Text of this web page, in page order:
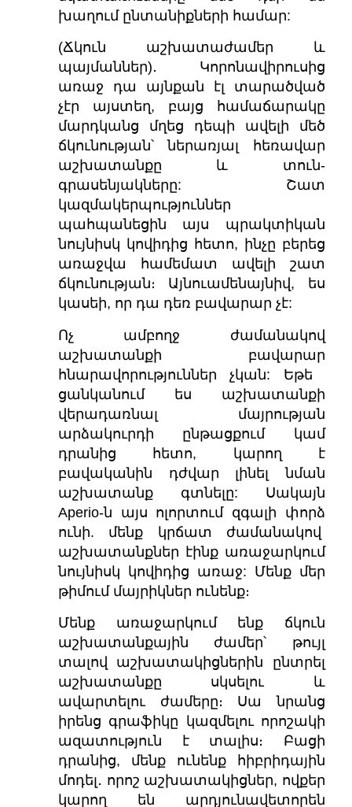
խաղում ընտանիքների համար:
(Ճկուն աշխատաժամեր և
պայմաններ)․
Կորոնավիրուսից
առաջ դա այնքան էլ տարածված
չէր այստեղ, բայց համաճարակը
մարդկանց մղեց դեպի ավելի մեծ
ճկունության՝ ներառյալ հեռավար
աշխատանքը և տուն-
գրասենյակները: Շատ
կազմակերպություններ
պահպանեցին այս պրակտիկան
նույնիսկ կովիդից հետո, ինչը բերեց
առաջվա համեմատ ավելի շատ
ճկունության։ Այնուամենայնիվ, ես
կասեի, որ դա դեռ բավարար չէ:
Ոչ ամբողջ ժամանակով
աշխատանքի բավարար
հնարավորություններ չկան: Եթե ​​
ցանկանում ես աշխատանքի
վերադառնալ մայրության
արձակուրդի ընթացքում կամ
դրանից հետո, կարող է
բավականին դժվար լինել նման
աշխատանք գտնելը: Սակայն
Aperio-ն այս ոլորտում զգալի փորձ
ունի. մենք կրճատ ժամանակով
աշխատանքներ էինք առաջարկում
նույնիսկ կովիդից առաջ: Մենք մեր
թիմում մայրիկներ ունենք։
Մենք առաջարկում ենք ճկուն
աշխատանքային ժամեր՝ թույլ
տալով աշխատակիցներին ընտրել
աշխատանքը սկսելու և
ավարտելու ժամերը։ Սա նրանց
իրենց գրաֆիկը կազմելու որոշակի
ազատություն է տալիս։ Բացի
դրանից, մենք ունենք հիբրիդային
մոդել․ որոշ աշխատակիցներ, ովքեր
կարող են արդյունավետորեն